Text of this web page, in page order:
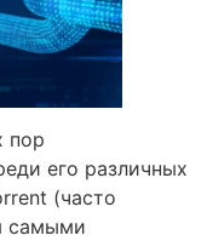
пор
его различных
(часто
самыми